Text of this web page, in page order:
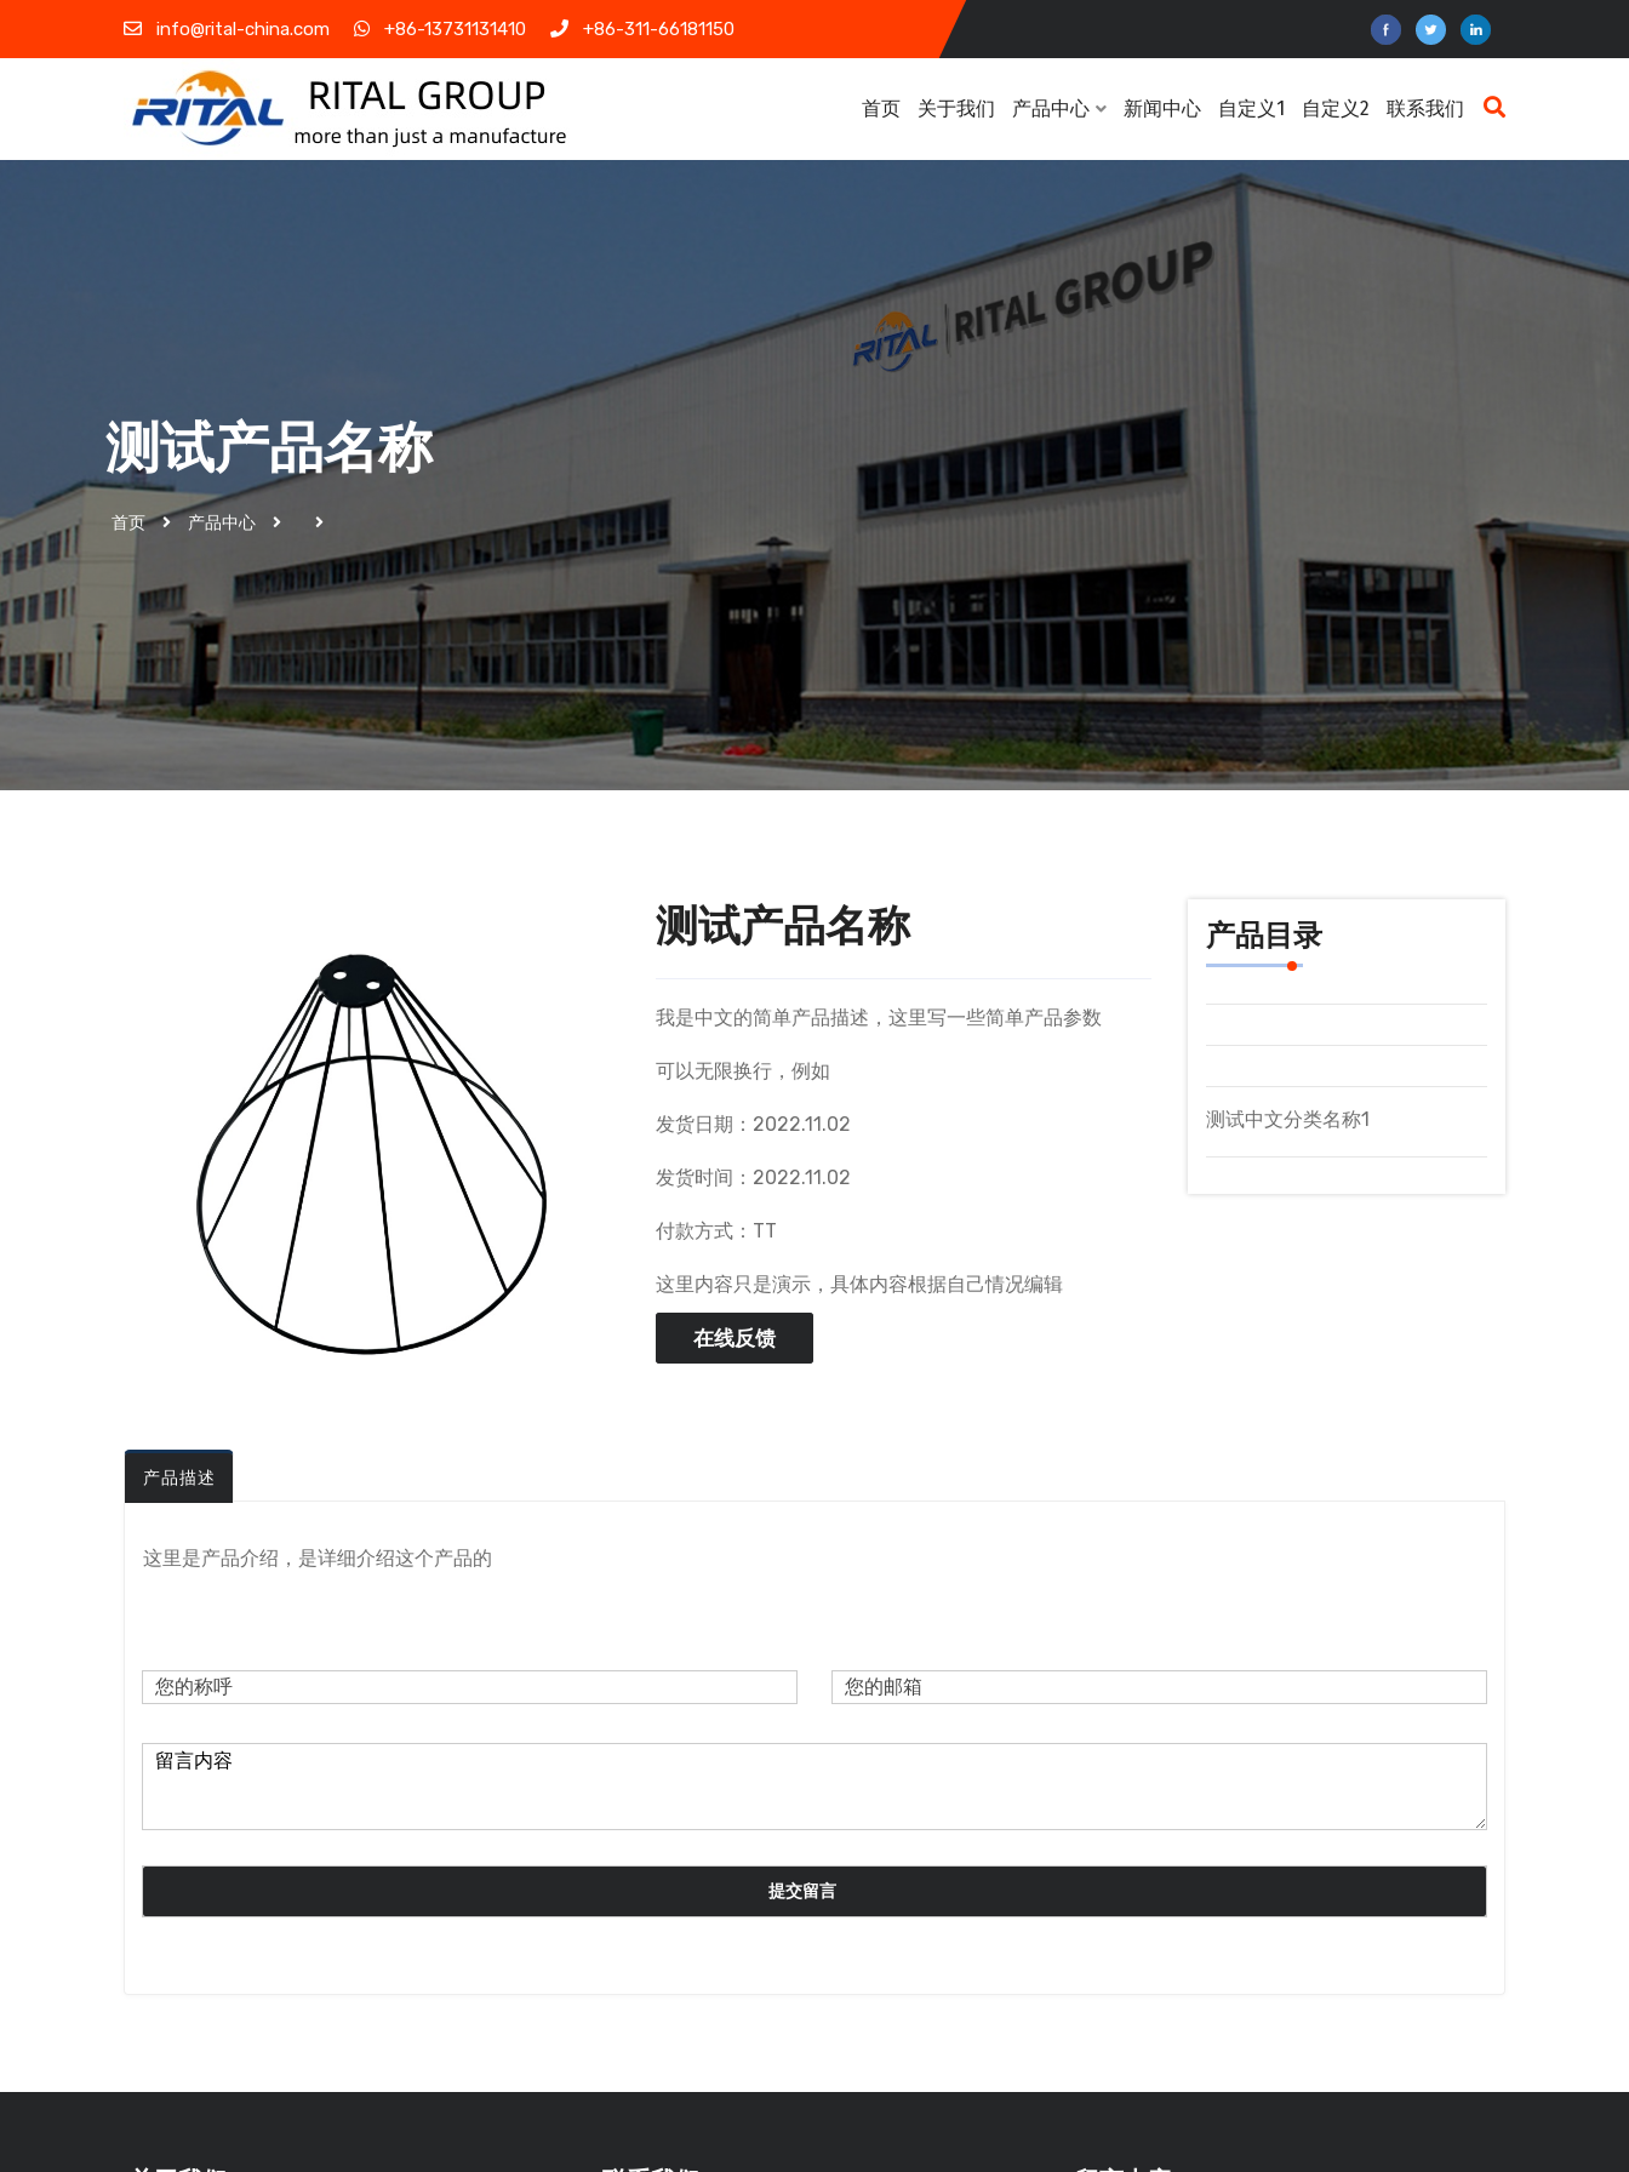
info@rital-china.com +86-13731131410 +86-311-66181150
首页 关于我们 产品中心 新闻中心 自定义1 自定义2 联系我们
测试产品名称
首页 产品中心
测试产品名称
我是中文的简单产品描述，这里写一些简单产品参数
可以无限换行，例如
发货日期：2022.11.02
发货时间：2022.11.02
付款方式：TT
这里内容只是演示，具体内容根据自己情况编辑
在线反馈
产品目录
测试中文分类名称1
产品描述
这里是产品介绍，是详细介绍这个产品的